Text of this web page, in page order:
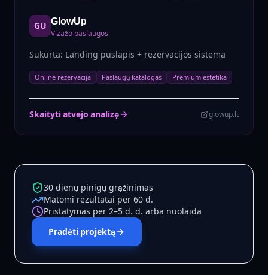
GU GlowUp
Vizažo paslaugos
Sukurta: Landing puslapis + rezervacijos sistema
Online rezervacija Paslaugų katalogas Premium estetika
Skaityti atvejo analizę glowup.lt
30 dienų pinigų grąžinimas
Matomi rezultatai per 60 d.
Pristatymas per 2–5 d. d. arba nuolaida
Pradėti projektą